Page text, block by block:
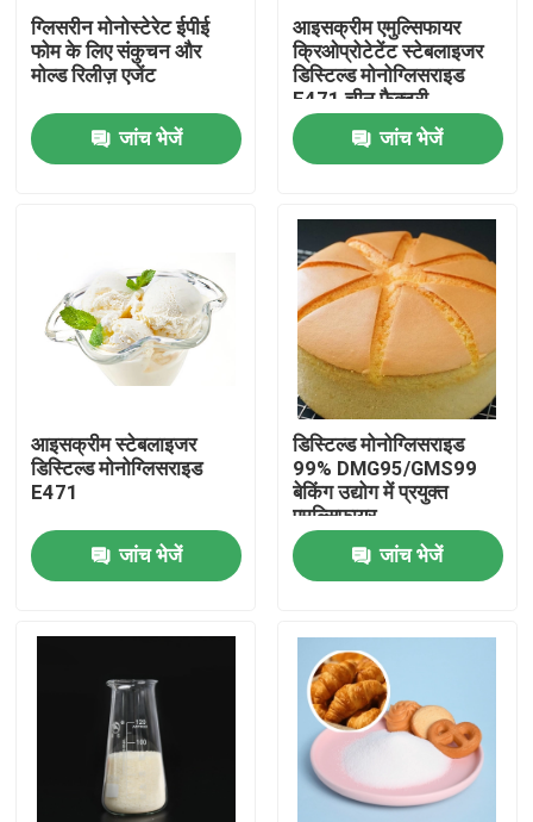
वीडियो
वीआर शो
हमारे बारे में
गुणवत्ता नियंत्रण
एक उद्धरण का अनुरोध करें
ग्लिसरीन मोनोस्टेरेट ईपीई
फोम के लिए संकुचन और
मोल्ड रिलीज़ एजेंट
जांच भेजें
आइसक्रीम एमुल्सिफायर
क्रिओप्रोटेटेंट स्टेबलाइजर
डिस्टिल्ड मोनोग्लिसराइड
E471 चीन फैक्टरी
जांच भेजें
आइसक्रीम स्टेबलाइजर
डिस्टिल्ड मोनोग्लिसराइड
E471
जांच भेजें
डिस्टिल्ड मोनोग्लिसराइड
99% DMG95/GMS99
बेकिंग उद्योग में प्रयुक्त
एमुल्सिफायर
जांच भेजें